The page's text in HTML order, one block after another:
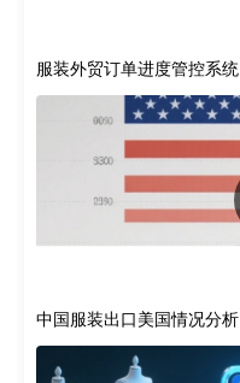
服装外贸订单进度管控系统
中国服装出口美国情况分析